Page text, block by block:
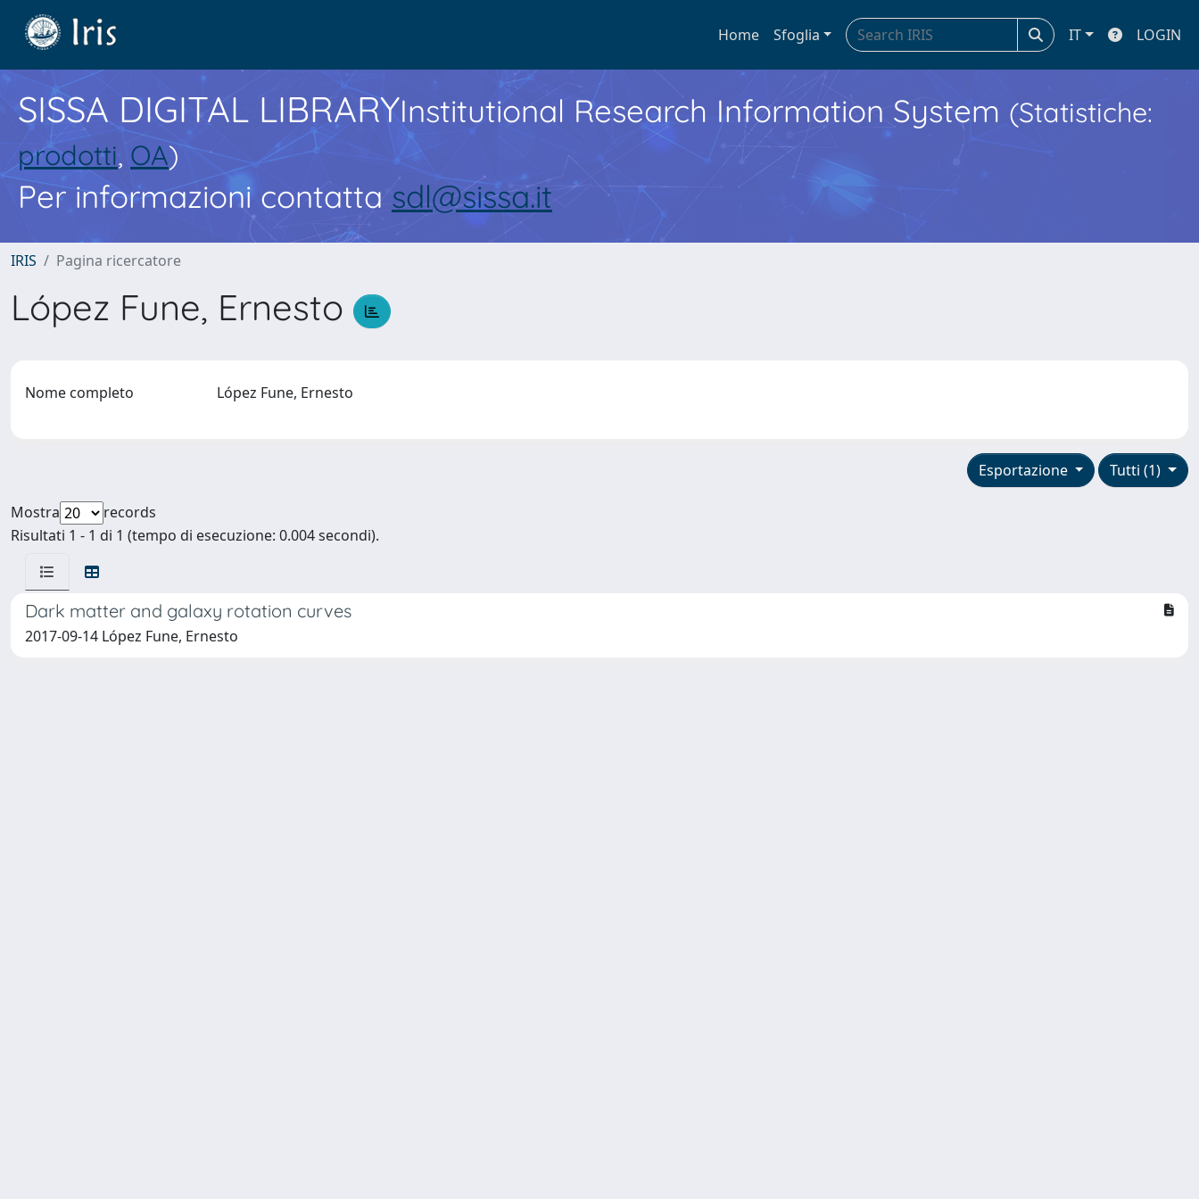
Home Sfoglia IT LOGIN
SISSA DIGITAL LIBRARYInstitutional Research Information System (Statistiche:
prodotti, OA)
Per informazioni contatta sdl@sissa.it
IRIS Pagina ricercatore
López Fune, Ernesto
Nome completo López Fune, Ernesto
Tutti (1)
Esportazione
Mostra
records
Risultati 1 - 1 di 1 (tempo di esecuzione: 0.004 secondi).
Dark matter and galaxy rotation curves
2017-09-14 López Fune, Ernesto